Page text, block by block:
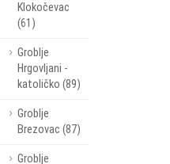
Klokočevac
(61)
Groblje
Hrgovljani -
katoličko (89)
Groblje
Brezovac (87)
Groblje